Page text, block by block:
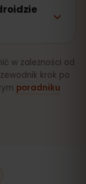
w zależności od
krok po
poradniku